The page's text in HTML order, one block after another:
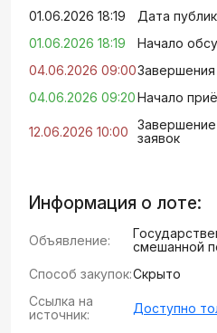
01.06.2026 18:19
Дата
01.06.2026 18:19
Начало
04.06.2026 09:00
04.06.2026 09:20Начало
12.06.2026 10:00
заявок
Информация о лоте:
Объявление:
смешанной
Способ закупок:Скрыто
Ссылка на
источник:
Доступно